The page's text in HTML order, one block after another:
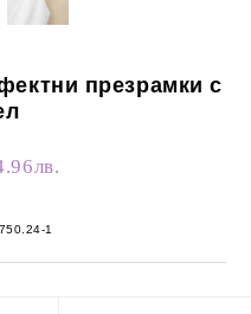
презрамки с
1